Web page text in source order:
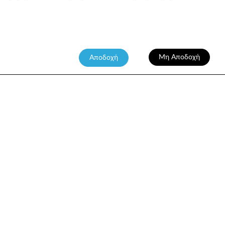
Μη Αποδοχή
Αποδοχή